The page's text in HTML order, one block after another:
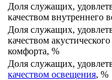
Доля служащих,
качеством внутреннего
Доля служащих,
качеством акустического
комфорта, %
Доля служащих,
качеством освещения, %